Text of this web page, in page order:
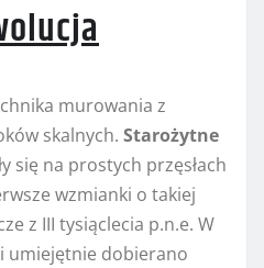
murowania z
skalnych. Starożytne
się na prostych przęsłach
wzmianki o takiej
z III tysiąclecia p.n.e. W
umiejętnie dobierano